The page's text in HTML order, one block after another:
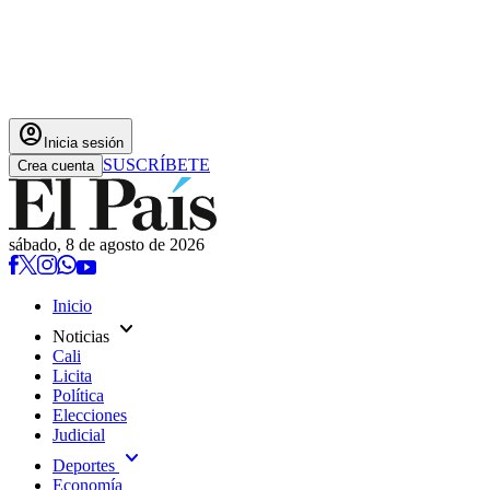
account_circle Inicia sesión
Crea cuenta SUSCRÍBETE
sábado, 8 de agosto de 2026
Inicio
Noticias expand_more
Cali
Licita
Política
Elecciones
Judicial
Deportes expand_more
Economía